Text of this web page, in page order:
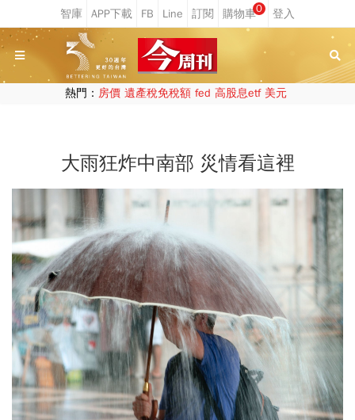
0
熱門： 房價 遺產稅免稅額 fed 高股息etf 美元
大雨狂炸中南部 災情看這裡